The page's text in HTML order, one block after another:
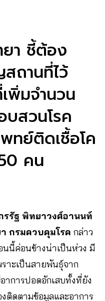
ยา​ ชี้ต้อง
ถานที่​ไว้
พิ่มจำนวน
สวนโรค
ทย์ติดเชื้อโค
คน
รรัฐ พิทยาวงศ์อานนท์
กรมควบคุมโรค กล่าว
นนี้ค่อนข้างน่าเป็นห่วง มี
ราะเป็นสายพันธุ์จาก
การปอดอักเสบทั้งที่ยัง
ติดตามข้อมูลและอาการ